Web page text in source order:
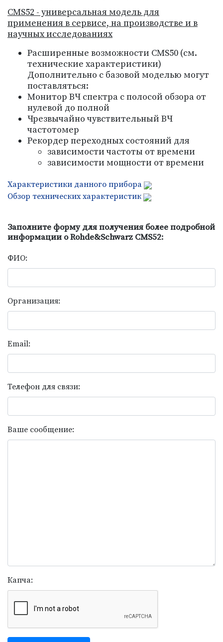
CMS52 - универсальная модель для
применения в сервисе, на производстве и в
научных исследованиях
Расширенные возможности CMS50 (см.
технические характеристики)
Дополнительно с базовой моделью могут
поставляться:
Монитор ВЧ спектра с полосой обзора от
нулевой до полной
Чрезвычайно чувствительный ВЧ
частотомер
Рекордер переходных состояний для
зависимости частоты от времени
зависимости мощности от времени
Характеристики данного прибора
Обзор технических характеристик
Заполните форму для получения более подробной
информации о Rohde&Schwarz CMS52:
ФИО:
Организация:
Email:
Телефон для связи:
Ваше сообщение:
Капча: